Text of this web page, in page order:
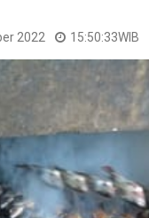
2022 15:50:33WIB